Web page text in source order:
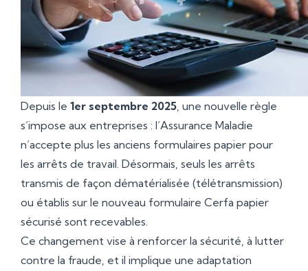
Depuis le 1er septembre 2025, une nouvelle règle
s’impose aux entreprises : l’Assurance Maladie
n’accepte plus les anciens formulaires papier pour
les arrêts de travail. Désormais, seuls les arrêts
transmis de façon dématérialisée (télétransmission)
ou établis sur le nouveau formulaire Cerfa papier
sécurisé sont recevables.
Ce changement vise à renforcer la sécurité, à lutter
contre la fraude, et il implique une adaptation